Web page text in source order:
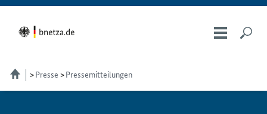
Presse Pressemitteilungen